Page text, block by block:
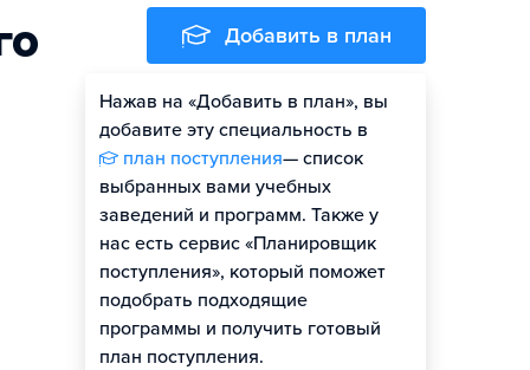
Добавить в план
Нажав на «Добавить в план», вы
добавите эту специальность в
план поступления— список
выбранных вами учебных
заведений и программ. Также у
нас есть сервис «Планировщик
поступления», который поможет
подобрать подходящие
программы и получить готовый
план поступления.